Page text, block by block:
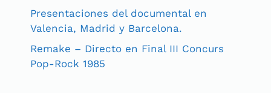
Presentaciones del documental en
Valencia, Madrid y Barcelona.
Remake – Directo en Final III Concurs
Pop-Rock 1985